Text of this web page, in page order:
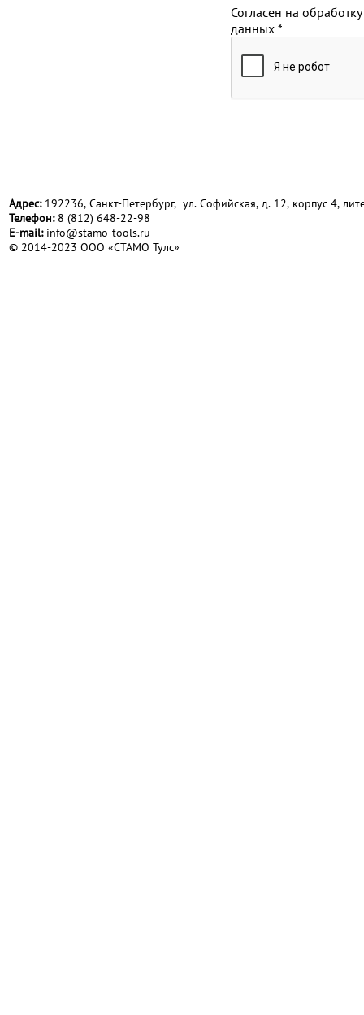
Согласен на обработку
данных *
Адрес:192236, Санкт-Петербург, ул. Софийская, д. 12, корпус 4,
Телефон:8 (812) 648-22-98
Е-mail: info@stamo-tools.ru
© 2014-2023 ООО «СТАМО Тулс»